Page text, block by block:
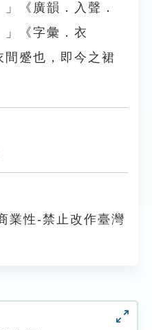
《廣韻．入聲．
」《字彙．衣
蹙也，即今之裙
業性-禁止改作臺灣